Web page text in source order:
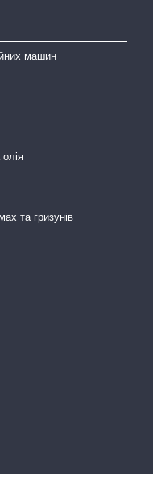
машин
та гризунів